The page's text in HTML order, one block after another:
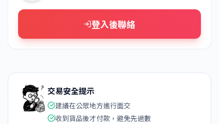
登入後聯絡
交易安全提示
建議在公眾地方進行面交
收到貨品後才付款，避免先過數